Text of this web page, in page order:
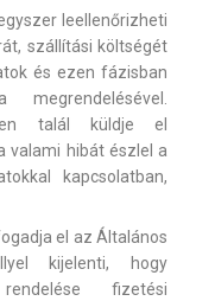
leellenőrizheti
szállítási költségét
és ezen fázisban
talál küldje el
valami hibát észlel a
kapcsolatban,
el az Általános
kijelenti, hogy
fizetési